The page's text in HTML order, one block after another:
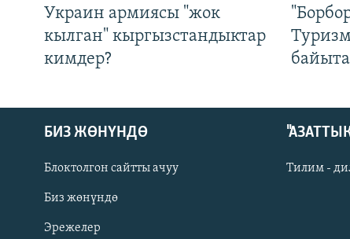
Русский
Украин армиясы "жок
кылган" кыргызстандыктар
кимдер?
БИЗ ЖӨНҮНДӨ
Блоктолгон сайтты ачуу
Биз жөнүндө
Эрежелер
Тилим -